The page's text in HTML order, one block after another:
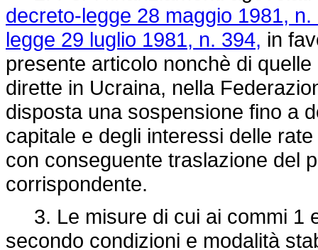
decreto-legge 28 maggio 1981, n.
legge 29 luglio 1981, n. 394, in
presente articolo nonchè di
dirette in Ucraina, nella
disposta una sospensione fino a
capitale e degli interessi delle
con conseguente traslazione del
corrispondente.
3. Le misure di cui ai commi 1
secondo condizioni e modalità